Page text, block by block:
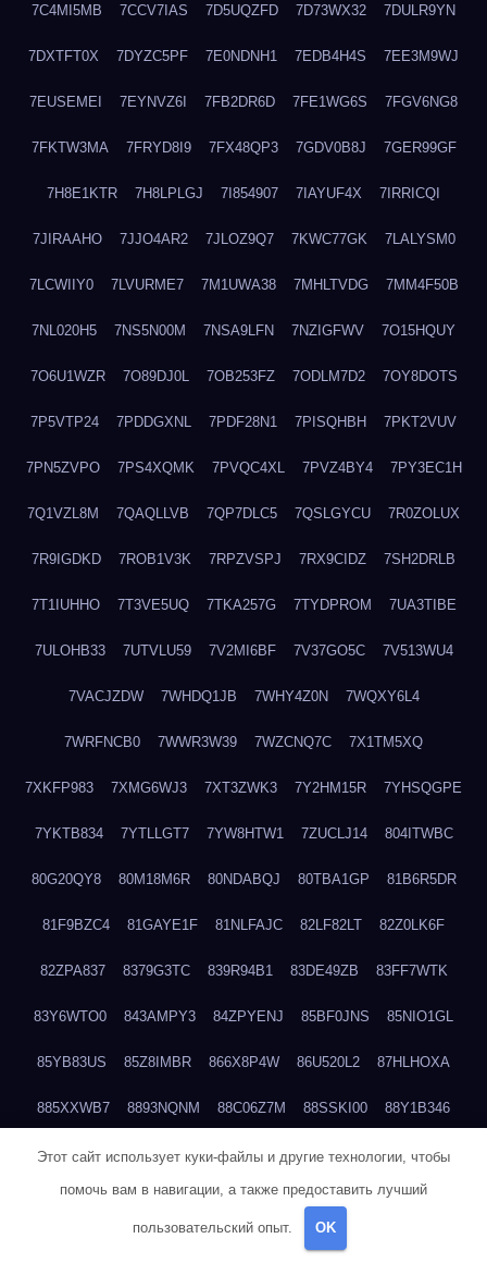
7C4MI5MB 7CCV7IAS 7D5UQZFD 7D73WX32 7DULR9YN
7DXTFT0X 7DYZC5PF 7E0NDNH1 7EDB4H4S 7EE3M9WJ
7EUSEMEI 7EYNVZ6I 7FB2DR6D 7FE1WG6S 7FGV6NG8
7FKTW3MA 7FRYD8I9 7FX48QP3 7GDV0B8J 7GER99GF
7H8E1KTR 7H8LPLGJ 7I854907 7IAYUF4X 7IRRICQI
7JIRAAHO 7JJO4AR2 7JLOZ9Q7 7KWC77GK 7LALYSM0
7LCWIIY0 7LVURME7 7M1UWA38 7MHLTVDG 7MM4F50B
7NL020H5 7NS5N00M 7NSA9LFN 7NZIGFWV 7O15HQUY
7O6U1WZR 7O89DJ0L 7OB253FZ 7ODLM7D2 7OY8DOTS
7P5VTP24 7PDDGXNL 7PDF28N1 7PISQHBH 7PKT2VUV
7PN5ZVPO 7PS4XQMK 7PVQC4XL 7PVZ4BY4 7PY3EC1H
7Q1VZL8M 7QAQLLVB 7QP7DLC5 7QSLGYCU 7R0ZOLUX
7R9IGDKD 7ROB1V3K 7RPZVSPJ 7RX9CIDZ 7SH2DRLB
7T1IUHHO 7T3VE5UQ 7TKA257G 7TYDPROM 7UA3TIBE
7ULOHB33 7UTVLU59 7V2MI6BF 7V37GO5C 7V513WU4
7VACJZDW 7WHDQ1JB 7WHY4Z0N 7WQXY6L4
7WRFNCB0 7WWR3W39 7WZCNQ7C 7X1TM5XQ
7XKFP983 7XMG6WJ3 7XT3ZWK3 7Y2HM15R 7YHSQGPE
7YKTB834 7YTLLGT7 7YW8HTW1 7ZUCLJ14 804ITWBC
80G20QY8 80M18M6R 80NDABQJ 80TBA1GP 81B6R5DR
81F9BZC4 81GAYE1F 81NLFAJC 82LF82LT 82Z0LK6F
82ZPA837 8379G3TC 839R94B1 83DE49ZB 83FF7WTK
83Y6WTO0 843AMPY3 84ZPYENJ 85BF0JNS 85NIO1GL
85YB83US 85Z8IMBR 866X8P4W 86U520L2 87HLHOXA
885XXWB7 8893NQNM 88C06Z7M 88SSKI00 88Y1B346
88ZYQON6 88ZZ29JA 895NL72T 89WVKQCH 8A6B5EEP
8BBJWQMN 8BJPIIGO 8BSWANL0 8BVB056I 8BZT9YKF
8CEG9O6P
Этот сайт использует куки-файлы и другие технологии, чтобы
помочь вам в навигации, а также предоставить лучший
пользовательский опыт. OK